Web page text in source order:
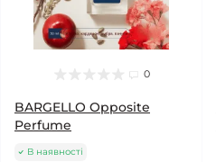
0
BARGELLO Opposite
Perfume
В наявності